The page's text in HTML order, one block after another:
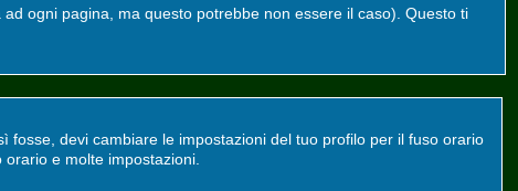
ogni pagina, ma questo potrebbe non essere il caso). Questo ti
devi cambiare le impostazioni del tuo profilo per il fuso orario
e molte impostazioni.